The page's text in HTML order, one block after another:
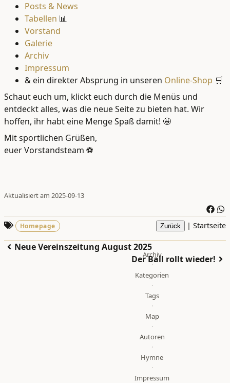
Posts & News
Tabellen 📊
Vorstand
Galerie
Archiv
Impressum
& ein direkter Absprung in unseren Online-Shop 🛒
Schaut euch um, klickt euch durch die Menüs und
entdeckt alles, was die neue Seite zu bieten hat. Wir
hoffen, ihr habt eine Menge Spaß damit! 🤩
Mit sportlichen Grüßen,
euer Vorstandsteam ⚽
Aktualisiert am 2025-09-13
Homepage Zurück | Startseite
Neue Vereinszeitung August 2025
Der Ball rollt wieder!
Archiv
·
Kategorien
·
Tags
·
Map
·
Autoren
·
Hymne
·
Impressum